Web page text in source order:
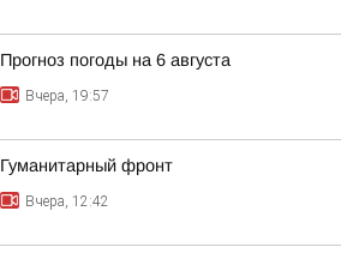
Прогноз погоды на 6 августа
Вчера, 19:57
Гуманитарный фронт
Вчера, 12:42